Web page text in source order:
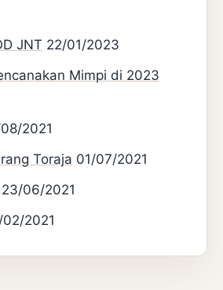
JNT 22/01/2023
Mimpi di 2023
2021
Toraja 01/07/2021
23/06/2021
02/2021